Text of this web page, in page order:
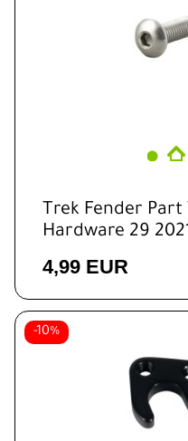
Trek Fender Part
Hardware 29
4,99 EUR
-10%